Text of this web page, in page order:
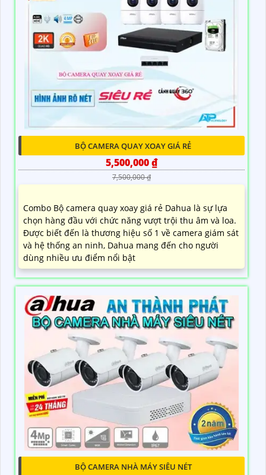
BỘ CAMERA QUAY XOAY GIÁ RẺ
5,500,000 ₫
7,500,000 ₫
Combo Bộ camera quay xoay giá rẻ Dahua là sự lựa
chọn hàng đầu với chức năng vượt trội thu âm và loa.
Được biết đến là thương hiệu số 1 về camera giám sát
và hệ thống an ninh, Dahua mang đến cho người
dùng nhiều ưu điểm nổi bật
BỘ CAMERA NHÀ MÁY SIÊU NÉT